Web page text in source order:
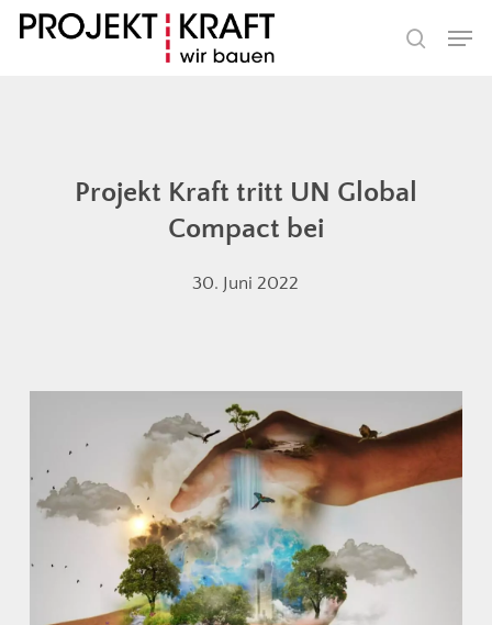
Skip
search
Projekt Kraft tritt UN Global
Compact bei
30. Juni 2022